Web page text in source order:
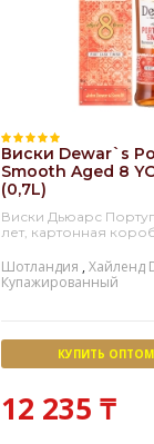
Виски Dewar`s
Smooth Aged 8
(0,7L)
Виски Дьюарс
лет, картонная
Шотландия ,Хайленд
Купажированный
КУПИТЬ ОПТОМ
12 235₸